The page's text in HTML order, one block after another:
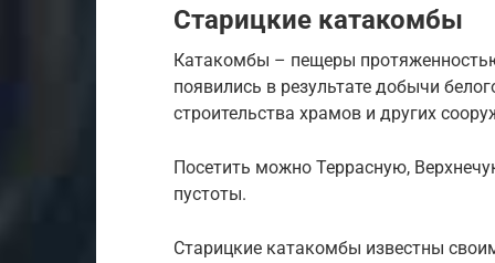
Старицкие катакомбы
Катакомбы – пещеры
появились в результате добычи
строительства храмов и других
Посетить можно Террасную,
пустоты.
Старицкие катакомбы известны